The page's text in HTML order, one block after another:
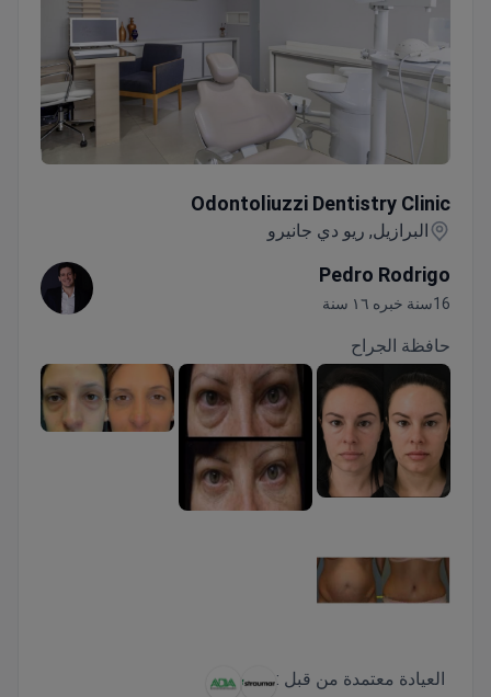
Odontoliuzzi Dentistry Clinic
البرازيل, ريو دي جانيرو
Pedro Rodrigo
16سنة خبره ١٦ سنة
حافظة الجراح
العيادة معتمدة من قبل :